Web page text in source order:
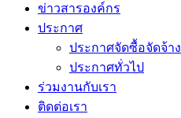
ข่าวสารองค์กร
ประกาศ
ประกาศจัดซื้อจัดจ้าง
ประกาศทั่วไป
ร่วมงานกับเรา
ติดต่อเรา